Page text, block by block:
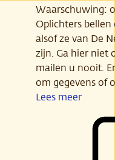
Waarschuwing:
Oplichters
alsof ze van De
zijn. Ga hier niet
mailen u nooit.
om gegevens of
Lees meer